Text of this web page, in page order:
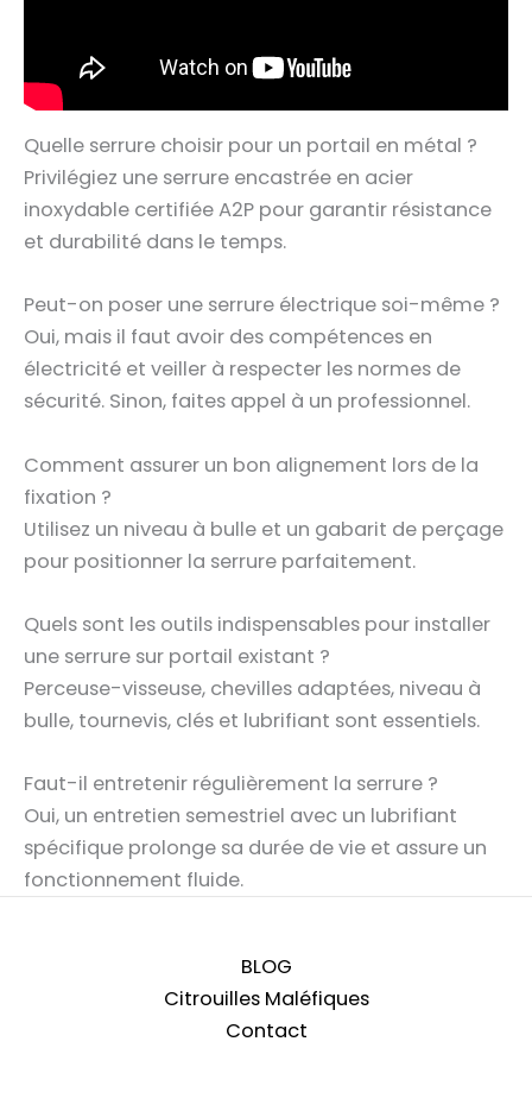
Quelle serrure choisir pour un portail en métal ?
Privilégiez une serrure encastrée en acier
inoxydable certifiée A2P pour garantir résistance
et durabilité dans le temps.
Peut-on poser une serrure électrique soi-même ?
Oui, mais il faut avoir des compétences en
électricité et veiller à respecter les normes de
sécurité. Sinon, faites appel à un professionnel.
Comment assurer un bon alignement lors de la
fixation ?
Utilisez un niveau à bulle et un gabarit de perçage
pour positionner la serrure parfaitement.
Quels sont les outils indispensables pour installer
une serrure sur portail existant ?
Perceuse-visseuse, chevilles adaptées, niveau à
bulle, tournevis, clés et lubrifiant sont essentiels.
Faut-il entretenir régulièrement la serrure ?
Oui, un entretien semestriel avec un lubrifiant
spécifique prolonge sa durée de vie et assure un
fonctionnement fluide.
BLOG
Citrouilles Maléfiques
Contact